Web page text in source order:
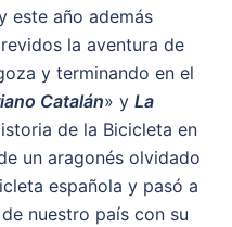
este año además
la aventura de
y terminando en el
Catalán» y La
de la Bicicleta en
un aragonés olvidado
española y pasó a
nuestro país con su